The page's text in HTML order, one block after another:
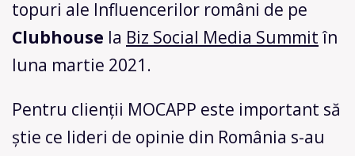
topuri ale Influencerilor români de pe
Clubhouse la Biz Social Media Summitîn
luna martie 2021.
Pentru clienții MOCAPP este important să
știe ce lideri de opinie din România s-au